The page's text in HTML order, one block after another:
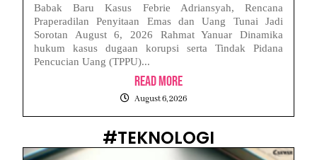
Babak Baru Kasus Febrie Adriansyah, Rencana
Praperadilan Penyitaan Emas dan Uang Tunai Jadi
Sorotan August 6, 2026 Rahmat Yanuar Dinamika
hukum kasus dugaan korupsi serta Tindak Pidana
Pencucian Uang (TPPU)...
Read More
August 6, 2026
#TEKNOLOGI